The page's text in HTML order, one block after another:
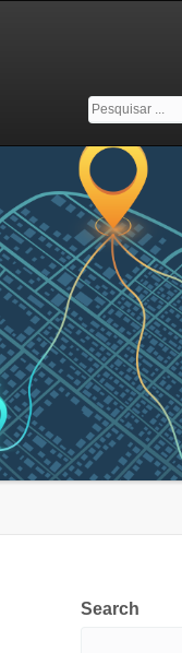
Search